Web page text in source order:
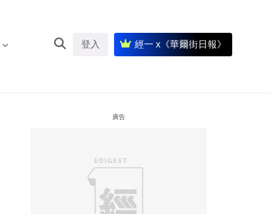
登入 經一 x《華爾街日報》
廣告